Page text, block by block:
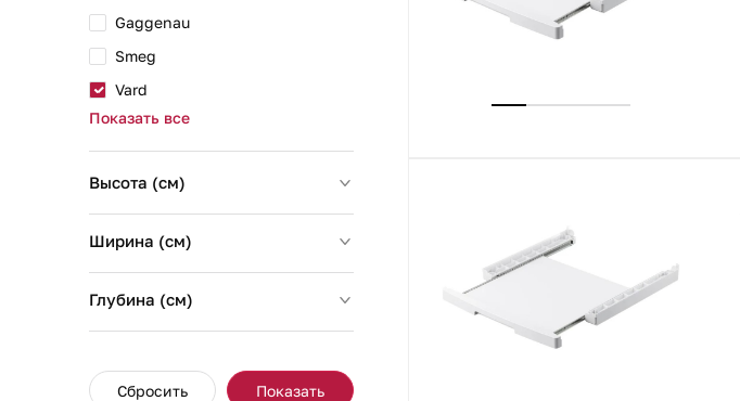
Gaggenau
Smeg
Vard
Показать все
Высота (см)
Ширина (см)
Глубина (см)
Сбросить Показать